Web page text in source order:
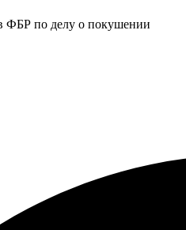
ФБР по делу о покушении